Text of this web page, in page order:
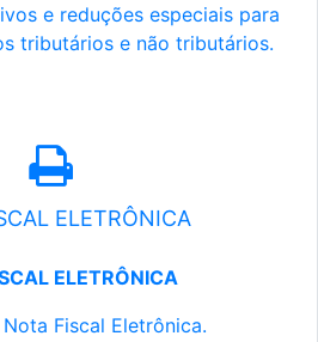
e reduções especiais para
tributários e não tributários.
ELETRÔNICA
ELETRÔNICA
Fiscal Eletrônica.